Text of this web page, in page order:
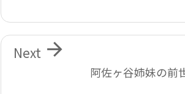
阿佐ヶ谷姉妹の前

Next